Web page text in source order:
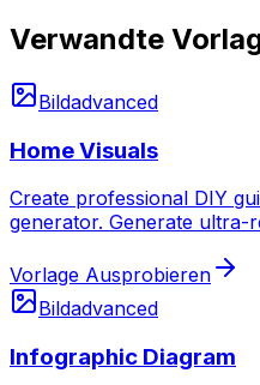
Verwandte
Bildadvanced
Home Visuals
Create professional DIY
generator. Generate ultra-
Vorlage Ausprobieren
Bildadvanced
Infographic Diagram